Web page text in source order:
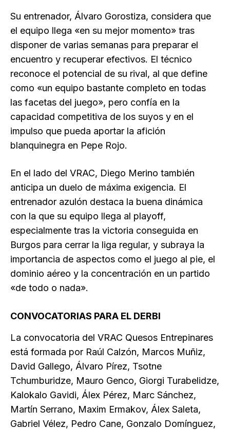
Su entrenador, Álvaro Gorostiza, considera que
el equipo llega «en su mejor momento» tras
disponer de varias semanas para preparar el
encuentro y recuperar efectivos. El técnico
reconoce el potencial de su rival, al que define
como «un equipo bastante completo en todas
las facetas del juego», pero confía en la
capacidad competitiva de los suyos y en el
impulso que pueda aportar la afición
blanquinegra en Pepe Rojo.
En el lado del VRAC, Diego Merino también
anticipa un duelo de máxima exigencia. El
entrenador azulón destaca la buena dinámica
con la que su equipo llega al playoff,
especialmente tras la victoria conseguida en
Burgos para cerrar la liga regular, y subraya la
importancia de aspectos como el juego al pie, el
dominio aéreo y la concentración en un partido
«de todo o nada».
CONVOCATORIAS PARA EL DERBI
La convocatoria del VRAC Quesos Entrepinares
está formada por Raúl Calzón, Marcos Muñiz,
David Gallego, Álvaro Pírez, Tsotne
Tchumburidze, Mauro Genco, Giorgi Turabelidze,
Kalokalo Gavidi, Álex Pérez, Marc Sánchez,
Martín Serrano, Maxim Ermakov, Álex Saleta,
Gabriel Vélez, Pedro Cane, Gonzalo Domínguez,